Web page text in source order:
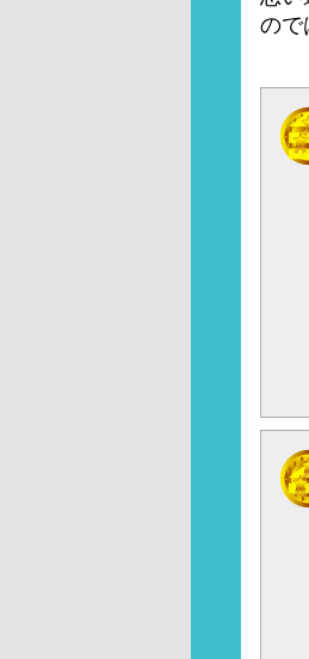
ので